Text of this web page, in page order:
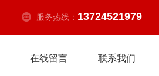
服务热线： 13724521979
在线留言 联系我们